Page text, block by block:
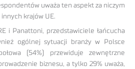
uważa ten aspekt za niczym
krajów UE.
i Panattoni, przedstawiciele łańcucha
ogólnej sytuacji branży w Polsce
(54%) przewiduje zewnętrzne
biznesu, a tylko 29% uważa,